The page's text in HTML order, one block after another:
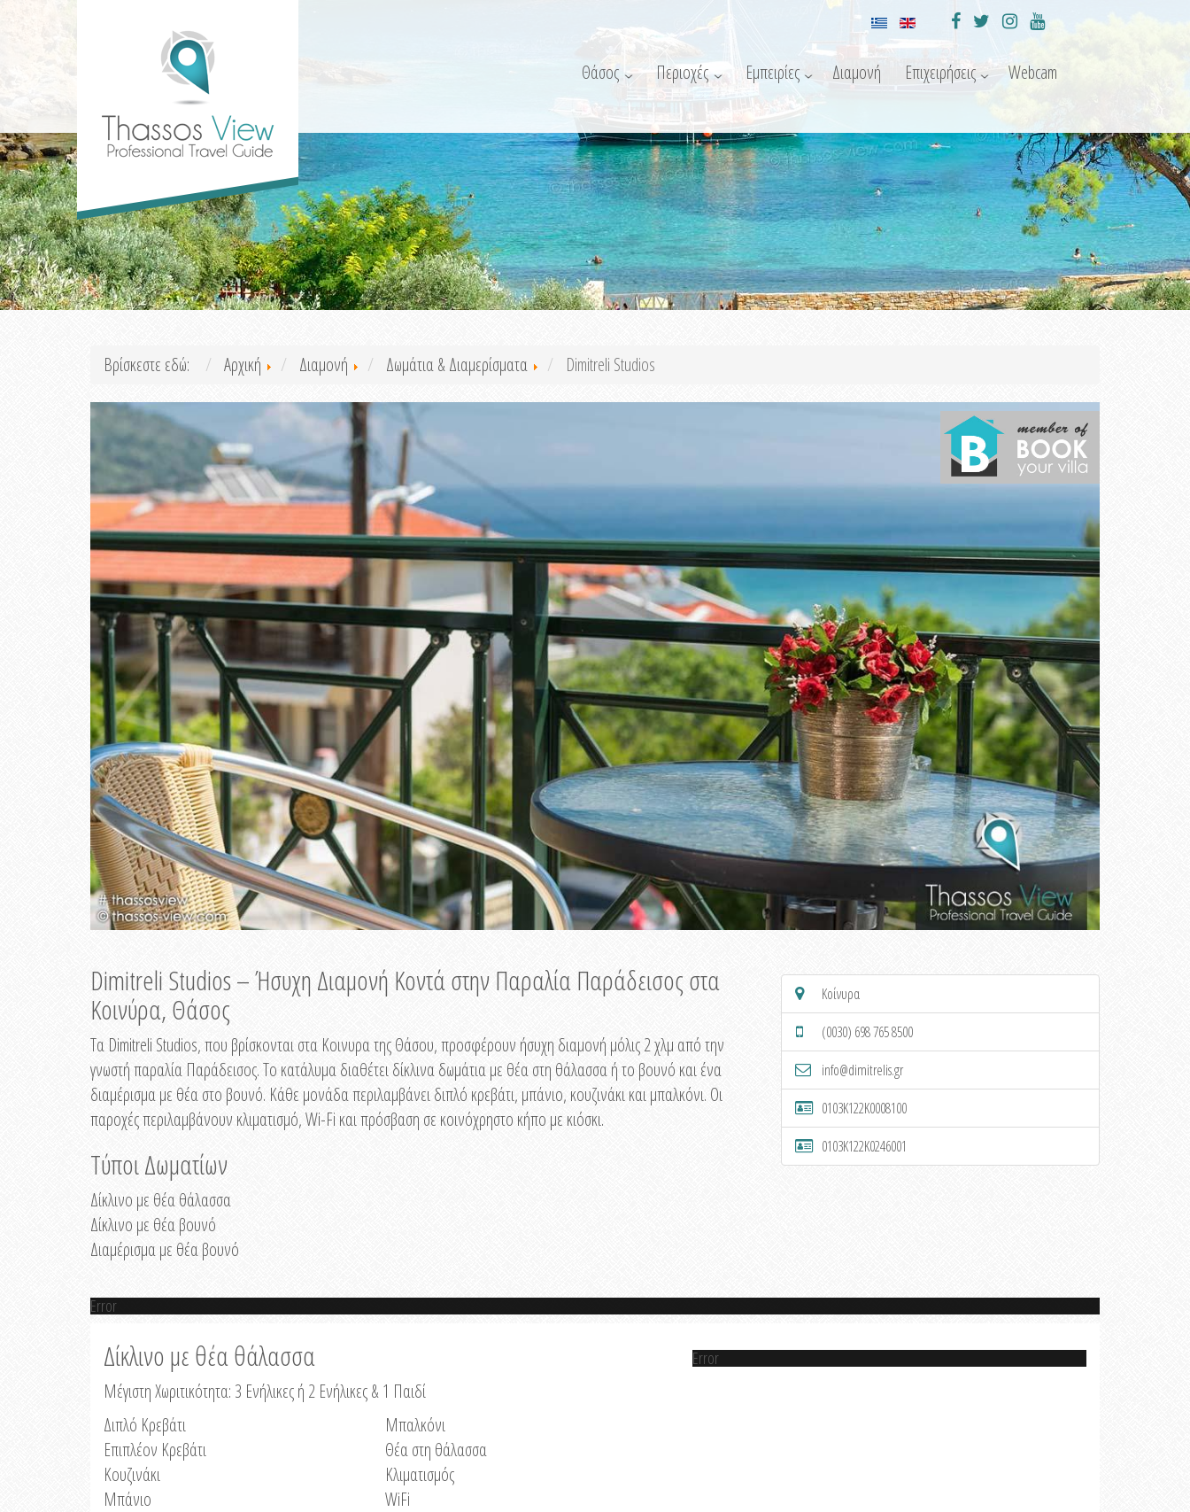
Θάσος Περιοχές Εμπειρίες Διαμονή Επιχειρήσεις Webcam
Βρίσκεστε εδώ: Αρχική Διαμονή Δωμάτια & Διαμερίσματα Dimitreli Studios
Dimitreli Studios – Ήσυχη Διαμονή Κοντά στην Παραλία Παράδεισος στα
Κοινύρα, Θάσος
Τα Dimitreli Studios, που βρίσκονται στα Κοινυρα της Θάσου, προσφέρουν ήσυχη διαμονή μόλις 2 χλμ από την
γνωστή παραλία Παράδεισος. Το κατάλυμα διαθέτει δίκλινα δωμάτια με θέα στη θάλασσα ή το βουνό και ένα
διαμέρισμα με θέα στο βουνό. Κάθε μονάδα περιλαμβάνει διπλό κρεβάτι, μπάνιο, κουζινάκι και μπαλκόνι. Οι
παροχές περιλαμβάνουν κλιματισμό, Wi-Fi και πρόσβαση σε κοινόχρηστο κήπο με κιόσκι.
Τύποι Δωματίων
Δίκλινο με θέα θάλασσα
Δίκλινο με θέα βουνό
Διαμέρισμα με θέα βουνό
Κοίνυρα
(0030) 698 765 8500
info@dimitrelis.gr
0103K122K0008100
0103K122K0246001
Error
Δίκλινο με θέα θάλασσα
Μέγιστη Χωριτικότητα: 3 Ενήλικες ή 2 Ενήλικες & 1 Παιδί
Διπλό Κρεβάτι
Επιπλέον Κρεβάτι
Κουζινάκι
Μπάνιο
Μπαλκόνι
Θέα στη θάλασσα
Κλιματισμός
WiFi
Error